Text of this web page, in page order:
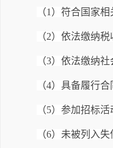
（1）符合国家
（2）依法缴纳
（3）依法缴纳
（4）具备履行
（5）参加招标
（6）未被列入